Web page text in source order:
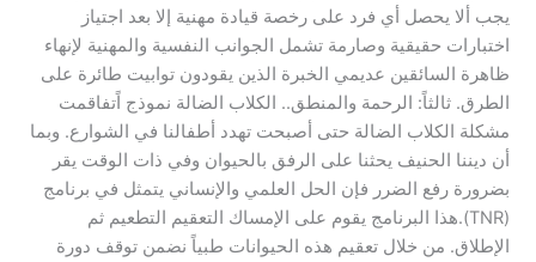
يجب ألا يحصل أي فرد على رخصة قيادة مهنية إلا بعد اجتياز
اختبارات حقيقية وصارمة تشمل الجوانب النفسية والمهنية لإنهاء
ظاهرة السائقين عديمي الخبرة الذين يقودون توابيت طائرة على
الطرق. ثالثاً: الرحمة والمنطق.. الكلاب الضالة نموذج اًتفاقمت
مشكلة الكلاب الضالة حتى أصبحت تهدد أطفالنا في الشوارع. وبما
أن ديننا الحنيف يحثنا على الرفق بالحيوان وفي ذات الوقت يقر
بضرورة رفع الضرر فإن الحل العلمي والإنساني يتمثل في برنامج
(TNR).هذا البرنامج يقوم على الإمساك التعقيم التطعيم ثم
الإطلاق. من خلال تعقيم هذه الحيوانات طبياً نضمن توقف دورة